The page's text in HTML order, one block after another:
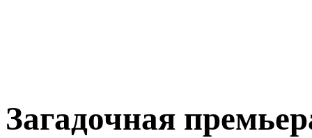
Загадочная